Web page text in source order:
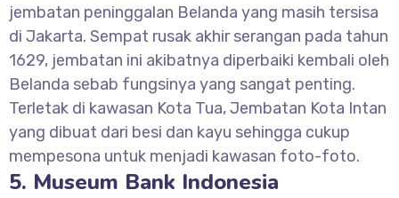
jembatan peninggalan Belanda yang masih tersisa
di Jakarta. Sempat rusak akhir serangan pada tahun
1629, jembatan ini akibatnya diperbaiki kembali oleh
Belanda sebab fungsinya yang sangat penting.
Terletak di kawasan Kota Tua, Jembatan Kota Intan
yang dibuat dari besi dan kayu sehingga cukup
mempesona untuk menjadi kawasan foto-foto.
5. Museum Bank Indonesia